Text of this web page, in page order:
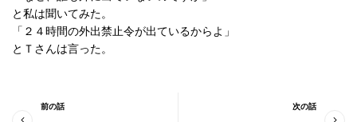
と私は聞いてみた。
「２４時間の外出禁止令が出ているからよ」
とＴさんは言った。
前の話 次の話